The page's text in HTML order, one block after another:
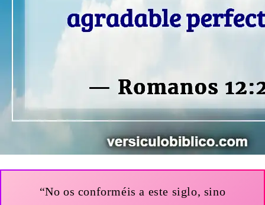
“No os conforméis a este siglo, sino